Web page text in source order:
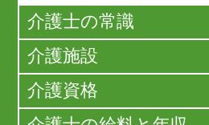
介護士の常識
介護施設
介護資格